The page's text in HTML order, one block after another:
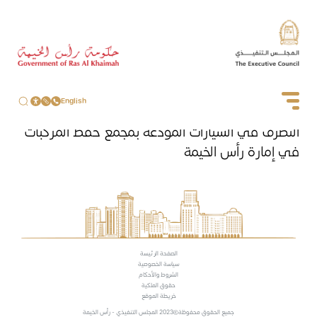
English
التصرف في السيارات المودعة بمجمع حفظ المركبات
في إمارة رأس الخيمة
الصفحة الرئيسة
سياسة الخصوصية
الشروط والأحكام
حقوق الملكية
خريطة الموقع
جميع الحقوق محفوظة 2023 المجلس التنفيذي - رأس الخيمة